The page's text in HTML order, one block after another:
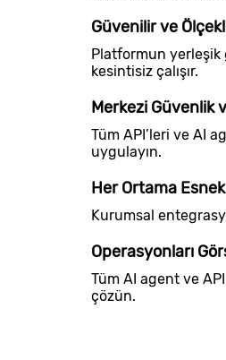
Güvenilir ve
Platformun yerleşik
kesintisiz çalışır.
Merkezi Güvenlik
Tüm API’leri ve AI
uygulayın.
Her Ortama Esnek
Kurumsal
Operasyonları
Tüm AI agent ve
çözün.